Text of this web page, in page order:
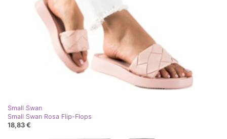
Small Swan
Small Swan Rosa Flip-Flops
18,83 €